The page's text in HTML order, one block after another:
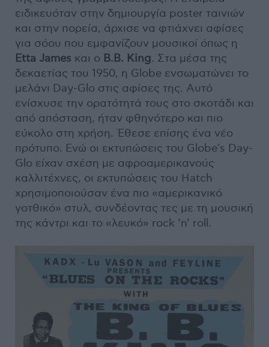
ειδικευόταν στην δημιουργία poster ταινιών
και στην πορεία, άρχισε να φτιάχνει αφίσες
για σόου που εμφανίζουν μουσικοί όπως η
Etta James και ο B.B. King. Στα μέσα της
δεκαετίας του 1950, η Globe ενσωματώνει το
μελάνι Day-Glo στις αφίσες της. Αυτό
ενίσχυσε την ορατότητά τους στο σκοτάδι και
από απόσταση, ήταν φθηνότερο και πιο
εύκολο στη χρήση. Έθεσε επίσης ένα νέο
πρότυπο. Ενώ οι εκτυπώσεις του Globe's Day-
Glo είχαν σχέση με αφροαμερικανούς
καλλιτέχνες, οι εκτυπώσεις του Hatch
χρησιμοποιούσαν ένα πιο «αμερικανικό
γοτθικό» στυλ, συνδέοντας τες με τη μουσική
της κάντρι και το «λευκό» rock ‘n’ roll.